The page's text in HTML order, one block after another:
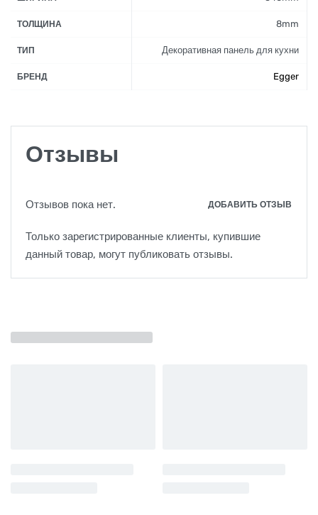
ТОЛЩИНА 8mm
ТИП Декоративная панель для кухни
БРЕНД Egger
Отзывы
Отзывов пока нет. ДОБАВИТЬ ОТЗЫВ
Только зарегистрированные клиенты, купившие
данный товар, могут публиковать отзывы.